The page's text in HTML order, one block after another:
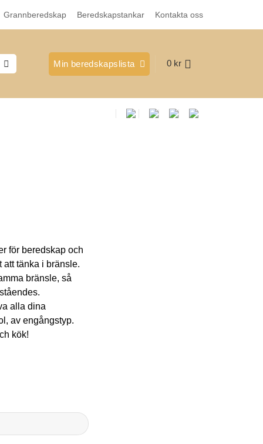
Grannberedskap Beredskapstankar Kontakta oss
Min beredskapslista 0 kr
för beredskap och
att tänka i bränsle.
bränsle, så
alla dina
av engångstyp.
kök!